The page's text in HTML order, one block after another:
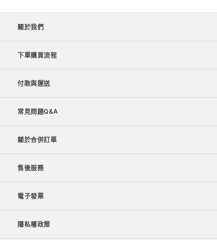
關於我們
下單購買流程
付款與運送
常見問題Q&A
關於合併訂單
售後服務
電子發票
隱私權政策